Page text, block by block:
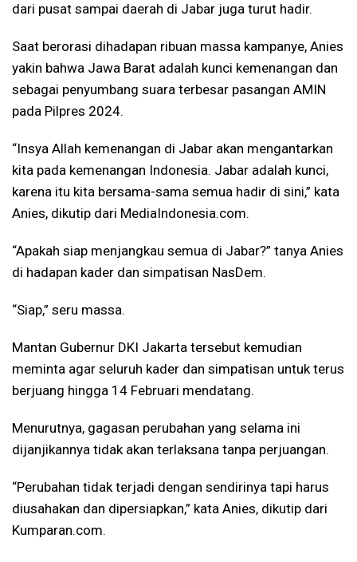
dari pusat sampai daerah di Jabar juga turut hadir.
Saat berorasi dihadapan ribuan massa kampanye, Anies
yakin bahwa Jawa Barat adalah kunci kemenangan dan
sebagai penyumbang suara terbesar pasangan AMIN
pada Pilpres 2024.
“Insya Allah kemenangan di Jabar akan mengantarkan
kita pada kemenangan Indonesia. Jabar adalah kunci,
karena itu kita bersama-sama semua hadir di sini,” kata
Anies, dikutip dari MediaIndonesia.com.
“Apakah siap menjangkau semua di Jabar?” tanya Anies
di hadapan kader dan simpatisan NasDem.
“Siap,” seru massa.
Mantan Gubernur DKI Jakarta tersebut kemudian
meminta agar seluruh kader dan simpatisan untuk terus
berjuang hingga 14 Februari mendatang.
Menurutnya, gagasan perubahan yang selama ini
dijanjikannya tidak akan terlaksana tanpa perjuangan.
“Perubahan tidak terjadi dengan sendirinya tapi harus
diusahakan dan dipersiapkan,” kata Anies, dikutip dari
Kumparan.com.